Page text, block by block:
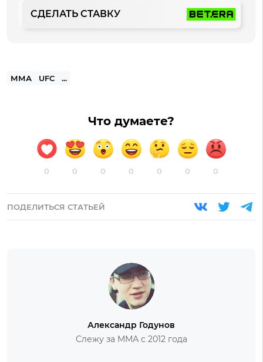
СДЕЛАТЬ СТАВКУ
ММА UFC ...
Что думаете?
0 0 0 0 0 0 0
ПОДЕЛИТЬСЯ СТАТЬЕЙ
Александр Годунов
Слежу за ММА с 2012 года